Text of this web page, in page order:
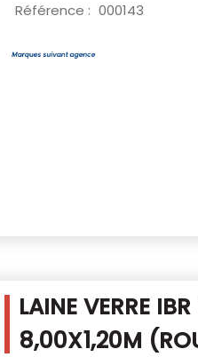
Référence : 000143
LAINE VERRE
8,00X1,20M